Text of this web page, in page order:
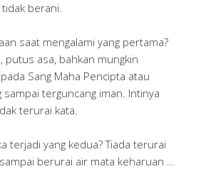
berani.
saat mengalami yang pertama?
putus asa, bahkan mungkin
Sang Maha Pencipta atau
sampai terguncang iman. Intinya
terurai kata.
terjadi yang kedua? Tiada terurai
berurai air mata keharuan …